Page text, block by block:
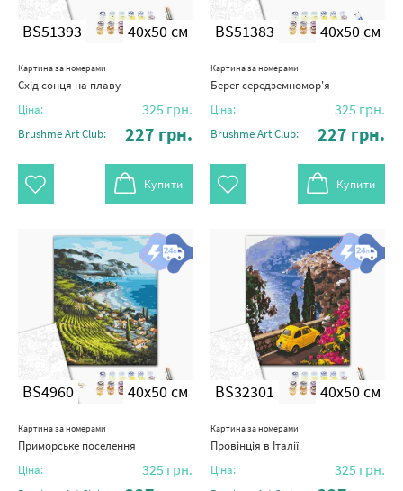
BS51393 40x50 см
Картина за номерами
Схід сонця на плаву
Ціна: 325 грн.
Brushme Art Club: 227 грн.
Купити
BS51383 40x50 см
Картина за номерами
Берег середземномор'я
Ціна: 325 грн.
Brushme Art Club: 227 грн.
Купити
BS4960 40x50 см
Картина за номерами
Приморське поселення
Ціна: 325 грн.
BS32301 40x50 см
Картина за номерами
Провінція в Італії
Ціна: 325 грн.